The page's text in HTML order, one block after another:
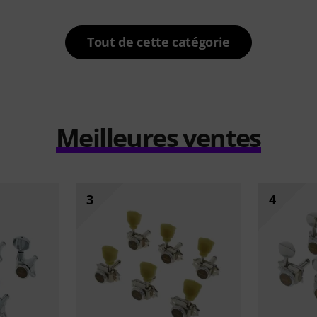
Tout de cette catégorie
Meilleures ventes
3 4